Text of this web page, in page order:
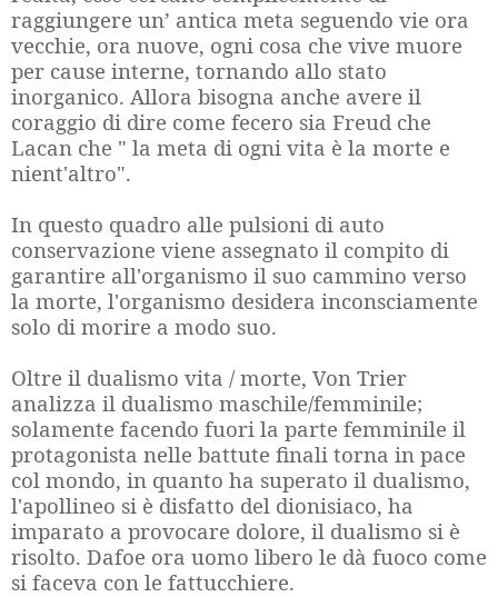
raggiungere un’ antica meta seguendo vie ora
vecchie, ora nuove, ogni cosa che vive muore
per cause interne, tornando allo stato
inorganico. Allora bisogna anche avere il
coraggio di dire come fecero sia Freud che
Lacan che " la meta di ogni vita è la morte e
nient'altro".
In questo quadro alle pulsioni di auto
conservazione viene assegnato il compito di
garantire all'organismo il suo cammino verso
la morte, l'organismo desidera inconsciamente
solo di morire a modo suo.
Oltre il dualismo vita / morte, Von Trier
analizza il dualismo maschile/femminile;
solamente facendo fuori la parte femminile il
protagonista nelle battute finali torna in pace
col mondo, in quanto ha superato il dualismo,
l'apollineo si è disfatto del dionisiaco, ha
imparato a provocare dolore, il dualismo si è
risolto. Dafoe ora uomo libero le dà fuoco come
si faceva con le fattucchiere.